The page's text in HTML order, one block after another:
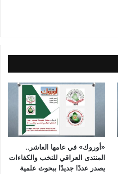
«أوروك» في عامها العاشر..
المنتدى العراقي للنخب والكفاءات
يصدر عددًا جديدًا ببحوث علمية